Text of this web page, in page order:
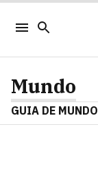
Mundo
GUIA DE MUNDO